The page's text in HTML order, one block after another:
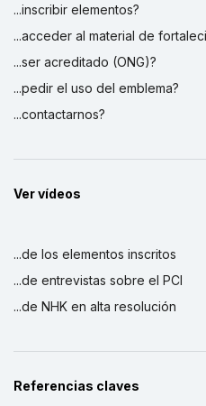
...inscribir elementos?
...acceder al material de
...ser acreditado (ONG)?
...pedir el uso del emblema?
...contactarnos?
Ver vídeos
...de los elementos inscritos
...de entrevistas sobre el PCI
...de NHK en alta resolución
Referencias claves